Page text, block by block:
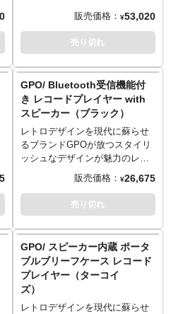
2 Spirit of the Universe - By Don
Davis
3 Navras - By Juno Reactor Vs.
- Disc 4 -
1 Side B
17 Ventriloquist Mooney
18 The Inevitable Part I
19 The Inevitable Part II
21 Amusement Park / Death
Pies
22 The Fun House Part I
23 The Fun House Part II
24 Escape Into Klown Kathedral
25 Klownfrontation
26 Truck Escape and Klownzila
28 Klowns Kidnap
29 Galactic Globe Theater
Bluetooth対応になっているの
で、お手持ちのBluetooth対応ス
ピーカーなどで本格的にレコー
ドの音楽を楽しむ事が可能で
応しピッチコントロールも出来
るのでお好みのスピードに変化
も可能。映画サントラやお好き
な音楽をレコードで楽しむ贅沢
なひと時を過ごしませんか？
※この商品は入荷数の減数など
によりご予約をキャンセル頂く
合がございます。
※この商品のパッケージは輸送
用の保護材となりますため、多
ございます。そのためパッケー
ジの交換対応は承ることが出来
かねますのでご了承ください。
＜製品仕様＞
・Bluetooth対応
・ピッチコントロール機能
販売価格： ¥53,020
売り切れ
GPO/ Bluetooth受信機能付
き レコードプレイヤー with
スピーカー（ブラック）
レトロデザインを現代に蘇らせ
るブランドGPOが放つスタイリ
ッシュなデザインが魅力のレコ
ードプレイヤー。 こちらは外付
けのスピーカー2基がセットにな
っており、より迫力ある音で音
楽を楽しみたい方にオススメで
で、お手持ちのスマートフォン
やタブレットの音楽を流す事も
可能。回転数は33rpm、45rpm、
78rpmに対応し7インチ盤（ドー
ナツ盤）用のアダプターも付属
しています。さらにピッチコン
販売価格： ¥26,675
売り切れ
GPO/ スピーカー内蔵 ポータ
ブルブリーフケース レコード
プレイヤー（ターコイ
ズ）
レトロデザインを現代に蘇らせ